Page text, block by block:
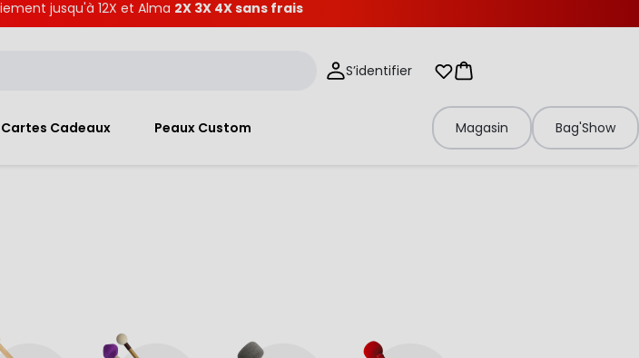
jusqu'à 12X et Alma 2X 3X 4X sans frais
S’identifier Mes listes d'envies
Panier
Cartes Cadeaux Peaux Custom Magasin Bag'Show